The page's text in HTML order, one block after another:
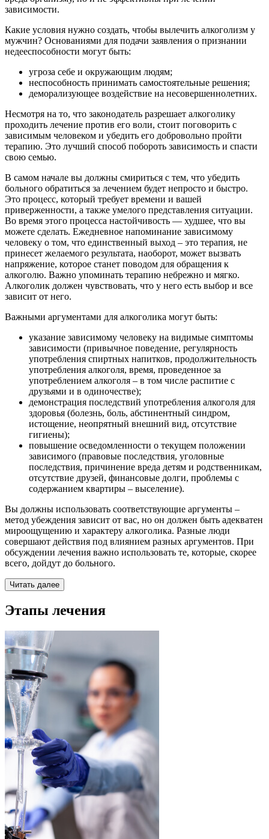
зависимости.
Какие условия нужно создать, чтобы вылечить алкоголизм у
мужчин? Основаниями для подачи заявления о признании
недееспособности могут быть:
угроза себе и окружающим людям;
неспособность принимать самостоятельные решения;
деморализующее воздействие на несовершеннолетних.
Несмотря на то, что законодатель разрешает алкоголику
проходить лечение против его воли, стоит поговорить с
зависимым человеком и убедить его добровольно пройти
терапию. Это лучший способ побороть зависимость и спасти
свою семью.
В самом начале вы должны смириться с тем, что убедить
больного обратиться за лечением будет непросто и быстро.
Это процесс, который требует времени и вашей
приверженности, а также умелого представления ситуации.
Во время этого процесса настойчивость — худшее, что вы
можете сделать. Ежедневное напоминание зависимому
человеку о том, что единственный выход – это терапия, не
принесет желаемого результата, наоборот, может вызвать
напряжение, которое станет поводом для обращения к
алкоголю. Важно упоминать терапию небрежно и мягко.
Алкоголик должен чувствовать, что у него есть выбор и все
зависит от него.
Важными аргументами для алкоголика могут быть:
указание зависимому человеку на видимые симптомы
зависимости (привычное поведение, регулярность
употребления спиртных напитков, продолжительность
употребления алкоголя, время, проведенное за
употреблением алкоголя – в том числе распитие с
друзьями и в одиночестве);
демонстрация последствий употребления алкоголя для
здоровья (болезнь, боль, абстинентный синдром,
истощение, неопрятный внешний вид, отсутствие
гигиены);
повышение осведомленности о текущем положении
зависимого (правовые последствия, уголовные
последствия, причинение вреда детям и родственникам,
отсутствие друзей, финансовые долги, проблемы с
содержанием квартиры – выселение).
Вы должны использовать соответствующие аргументы –
метод убеждения зависит от вас, но он должен быть адекватен
мироощущению и характеру алкоголика. Разные люди
совершают действия под влиянием разных аргументов. При
обсуждении лечения важно использовать те, которые, скорее
всего, дойдут до больного.
Читать далее
Этапы лечения